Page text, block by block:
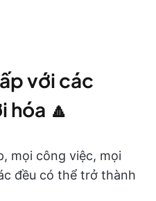
với các
hóa 🔼
mọi công việc, mọi
đều có thể trở thành